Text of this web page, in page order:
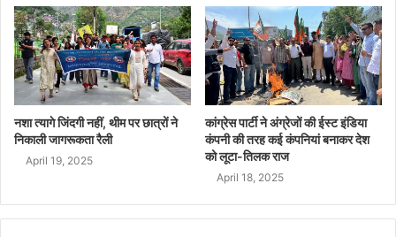
नशा त्यागे जिंदगी नहीं, थीम पर छात्रों ने
निकाली जागरूकता रैली
April 19, 2025
कांग्रेस पार्टी ने अंग्रेजों की ईस्ट इंडिया
कंपनी की तरह कई कंपनियां बनाकर देश
को लूटा-तिलक राज
April 18, 2025